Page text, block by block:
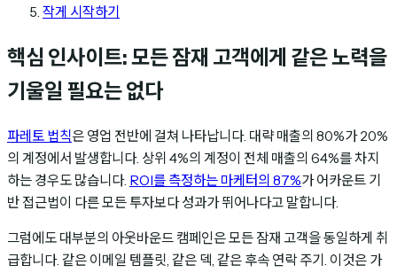
작게 시작하기
핵심 인사이트: 모든 잠재 고객에게 같은 노력을
기울일 필요는 없다
파레토 법칙은 영업 전반에 걸쳐 나타납니다. 대략 매출의 80%가 20%
의 계정에서 발생합니다. 상위 4%의 계정이 전체 매출의 64%를 차지
하는 경우도 많습니다. ROI를 측정하는 마케터의 87%가 어카운트 기
반 접근법이 다른 모든 투자보다 성과가 뛰어나다고 말합니다.
그럼에도 대부분의 아웃바운드 캠페인은 모든 잠재 고객을 동일하게 취
급합니다. 같은 이메일 템플릿, 같은 덱, 같은 후속 연락 주기. 이것은 가